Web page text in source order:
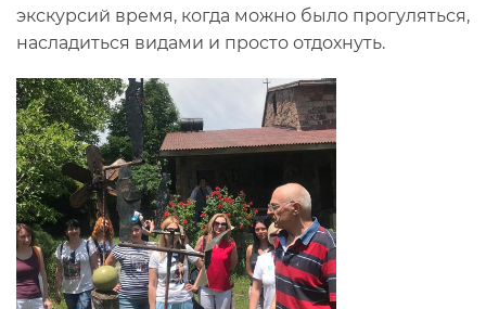
экскурсий время, когда можно было прогуляться,
насладиться видами и просто отдохнуть.